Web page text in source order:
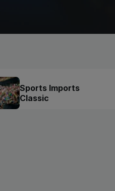
Sports Imports
Classic